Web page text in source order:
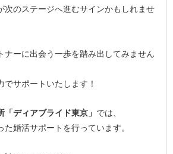
次のステージへ進むサインかもしれませ
ナーに出会う一歩を踏み出してみません
でサポートいたします！
ディアブライド東京」 では、
婚活サポートを行っています。